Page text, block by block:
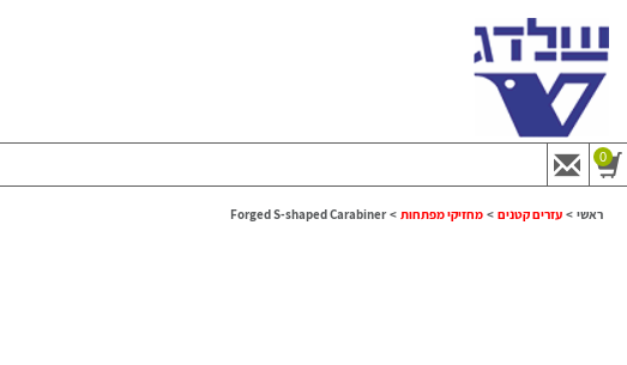
0
ראשי > עזרים קטנים > מחזיקי מפתחות >
Forged S-shaped Carabiner